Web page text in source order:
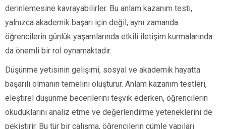
derinlemesine kavrayabilirler. Bu anlam kazanım testi,
yalnızca akademik başarı için değil, aynı zamanda
öğrencilerin günlük yaşamlarında etkili iletişim kurmalarında
da önemli bir rol oynamaktadır.
Düşünme yetisinin gelişimi, sosyal ve akademik hayatta
başarılı olmanın temelini oluşturur. Anlam kazanım testleri,
eleştirel düşünme becerilerini teşvik ederken, öğrencilerin
okuduklarını analiz etme ve değerlendirme yeteneklerini de
pekiştirir. Bu tür bir çalışma, öğrencilerin cümle yapıları